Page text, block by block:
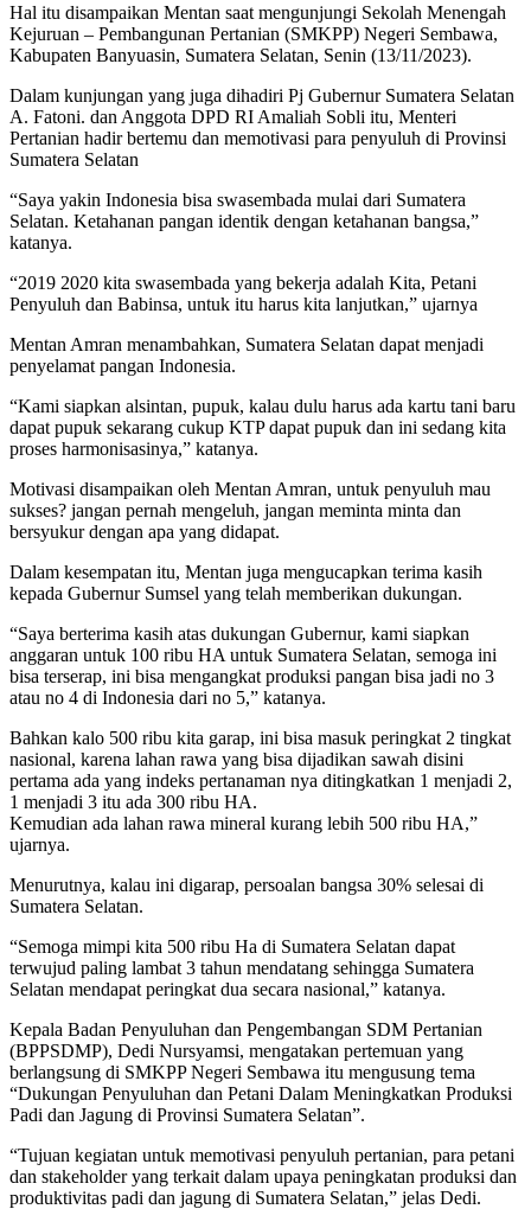
Hal itu disampaikan Mentan saat mengunjungi Sekolah Menengah
Kejuruan – Pembangunan Pertanian (SMKPP) Negeri Sembawa,
Kabupaten Banyuasin, Sumatera Selatan, Senin (13/11/2023).
Dalam kunjungan yang juga dihadiri Pj Gubernur Sumatera Selatan
A. Fatoni. dan Anggota DPD RI Amaliah Sobli itu, Menteri
Pertanian hadir bertemu dan memotivasi para penyuluh di Provinsi
Sumatera Selatan
“Saya yakin Indonesia bisa swasembada mulai dari Sumatera
Selatan. Ketahanan pangan identik dengan ketahanan bangsa,”
katanya.
“2019 2020 kita swasembada yang bekerja adalah Kita, Petani
Penyuluh dan Babinsa, untuk itu harus kita lanjutkan,” ujarnya
Mentan Amran menambahkan, Sumatera Selatan dapat menjadi
penyelamat pangan Indonesia.
“Kami siapkan alsintan, pupuk, kalau dulu harus ada kartu tani baru
dapat pupuk sekarang cukup KTP dapat pupuk dan ini sedang kita
proses harmonisasinya,” katanya.
Motivasi disampaikan oleh Mentan Amran, untuk penyuluh mau
sukses? jangan pernah mengeluh, jangan meminta minta dan
bersyukur dengan apa yang didapat.
Dalam kesempatan itu, Mentan juga mengucapkan terima kasih
kepada Gubernur Sumsel yang telah memberikan dukungan.
“Saya berterima kasih atas dukungan Gubernur, kami siapkan
anggaran untuk 100 ribu HA untuk Sumatera Selatan, semoga ini
bisa terserap, ini bisa mengangkat produksi pangan bisa jadi no 3
atau no 4 di Indonesia dari no 5,” katanya.
Bahkan kalo 500 ribu kita garap, ini bisa masuk peringkat 2 tingkat
nasional, karena lahan rawa yang bisa dijadikan sawah disini
pertama ada yang indeks pertanaman nya ditingkatkan 1 menjadi 2,
1 menjadi 3 itu ada 300 ribu HA.
Kemudian ada lahan rawa mineral kurang lebih 500 ribu HA,”
ujarnya.
Menurutnya, kalau ini digarap, persoalan bangsa 30% selesai di
Sumatera Selatan.
“Semoga mimpi kita 500 ribu Ha di Sumatera Selatan dapat
terwujud paling lambat 3 tahun mendatang sehingga Sumatera
Selatan mendapat peringkat dua secara nasional,” katanya.
Kepala Badan Penyuluhan dan Pengembangan SDM Pertanian
(BPPSDMP), Dedi Nursyamsi, mengatakan pertemuan yang
berlangsung di SMKPP Negeri Sembawa itu mengusung tema
“Dukungan Penyuluhan dan Petani Dalam Meningkatkan Produksi
Padi dan Jagung di Provinsi Sumatera Selatan”.
“Tujuan kegiatan untuk memotivasi penyuluh pertanian, para petani
dan stakeholder yang terkait dalam upaya peningkatan produksi dan
produktivitas padi dan jagung di Sumatera Selatan,” jelas Dedi.